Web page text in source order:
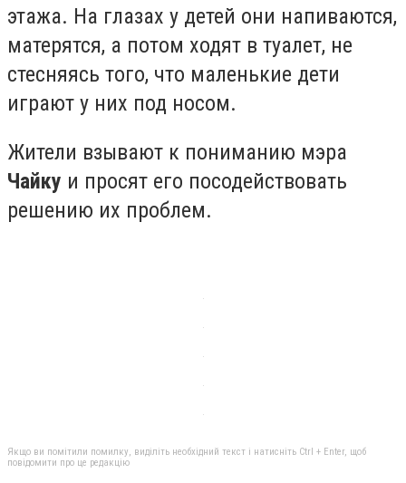
этажа. На глазах у детей они напиваются,
матерятся, а потом ходят в туалет, не
стесняясь того, что маленькие дети
играют у них под носом.
Жители взывают к пониманию мэра
Чайку и просят его посодействовать
решению их проблем.
Якщо ви помітили помилку, виділіть необхідний текст і натисніть Ctrl + Enter, щоб
повідомити про це редакцію